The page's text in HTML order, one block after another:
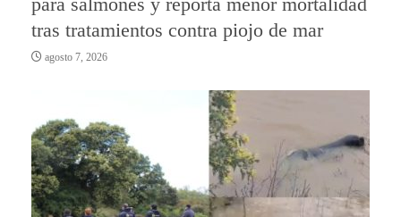
tras tratamientos contra piojo de mar
agosto 7, 2026